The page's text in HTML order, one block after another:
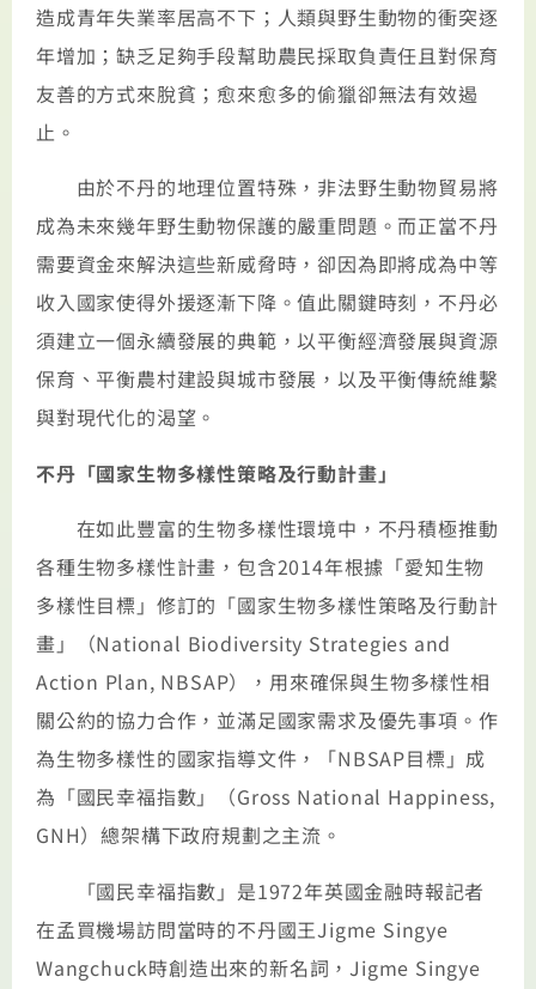
造成青年失業率居高不下；人類與野生動物的衝突逐
年增加；缺乏足夠手段幫助農民採取負責任且對保育
友善的方式來脫貧；愈來愈多的偷獵卻無法有效遏
止。
由於不丹的地理位置特殊，非法野生動物貿易將
成為未來幾年野生動物保護的嚴重問題。而正當不丹
需要資金來解決這些新威脅時，卻因為即將成為中等
收入國家使得外援逐漸下降。值此關鍵時刻，不丹必
須建立一個永續發展的典範，以平衡經濟發展與資源
保育、平衡農村建設與城市發展，以及平衡傳統維繫
與對現代化的渴望。
不丹「國家生物多樣性策略及行動計畫」
在如此豐富的生物多樣性環境中，不丹積極推動
各種生物多樣性計畫，包含2014年根據「愛知生物
多樣性目標」修訂的「國家生物多樣性策略及行動計
畫」（National Biodiversity Strategies and
Action Plan, NBSAP），用來確保與生物多樣性相
關公約的協力合作，並滿足國家需求及優先事項。作
為生物多樣性的國家指導文件，「NBSAP目標」成
為「國民幸福指數」（Gross National Happiness,
GNH）總架構下政府規劃之主流。
「國民幸福指數」是1972年英國金融時報記者
在孟買機場訪問當時的不丹國王Jigme Singye
Wangchuck時創造出來的新名詞，Jigme Singye